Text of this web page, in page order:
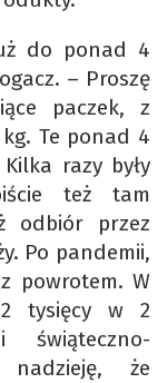
do ponad 4
– Proszę
paczek, z
Te ponad 4
razy były
też tam
odbiór przez
Po pandemii,
powrotem. W
tysięcy w 2
nadzieję, że